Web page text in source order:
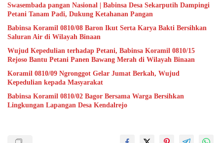
Swasembada pangan Nasional | Babinsa Desa Sekarputih Dampingi
Petani Tanam Padi, Dukung Ketahanan Pangan
Babinsa Koramil 0810/08 Baron Ikut Serta Karya Bakti Bersihkan
Saluran Air di Wilayah Binaan
Wujud Kepedulian terhadap Petani, Babinsa Koramil 0810/15
Rejoso Bantu Petani Panen Bawang Merah di Wilayah Binaan
Koramil 0810/09 Ngronggot Gelar Jumat Berkah, Wujud
Kepedulian kepada Masyarakat
Babinsa Koramil 0810/02 Bagor Bersama Warga Bersihkan
Lingkungan Lapangan Desa Kendalrejo